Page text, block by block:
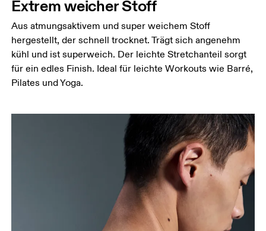
Miss um die breiteste Stelle deiner Hüfte herum.
Extrem weicher Stoff
Aus atmungsaktivem und super weichem Stoff
hergestellt, der schnell trocknet. Trägt sich angenehm
kühl und ist superweich. Der leichte Stretchanteil sorgt
für ein edles Finish. Ideal für leichte Workouts wie Barré,
Pilates und Yoga.